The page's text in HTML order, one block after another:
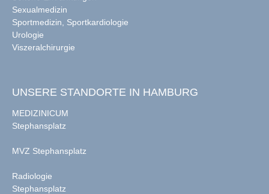
Sexualmedizin
Sportmedizin, Sportkardiologie
Urologie
Viszeralchirurgie
UNSERE STANDORTE IN HAMBURG
MEDIZINICUM
Stephansplatz
MVZ Stephansplatz
Radiologie
Stephansplatz